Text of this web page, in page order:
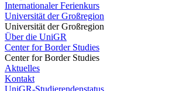
Internationaler Ferienkurs
Universität der Großregion
Universität der Großregion
Über die UniGR
Center for Border Studies
Center for Border Studies
Aktuelles
Kontakt
UniGR-Studierendenstatus